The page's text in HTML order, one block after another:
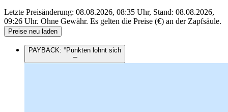
Letzte Preisänderung: 08.08.2026, 08:35 Uhr, Stand: 08.08.2026,
09:26 Uhr. Ohne Gewähr. Es gelten die Preise (€) an der Zapfsäule.
Preise neu laden
PAYBACK: °Punkten lohnt sich